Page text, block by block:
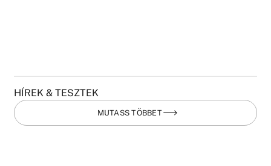
HÍREK & TESZTEK
MUTASS TÖBBET